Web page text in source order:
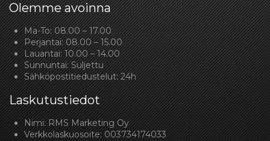
Olemme avoinna
Ma-To: 08.00 – 17.00
Perjantai: 08.00 – 15.00
Lauantai: 10.00 – 14.00
Sunnuntai: Suljettu
Sähköpostitiedustelut: 24h
Laskutustiedot
Nimi: RMS Marketing Oy
Verkkolaskuosoite: 003734174033